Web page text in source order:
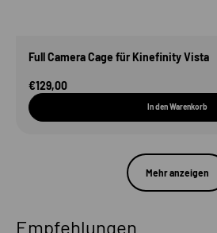
Full Camera Cage für Kinefinity Vista
Angebot
€129,00
In den Warenkorb
Mehr anzeigen
Empfehlungen